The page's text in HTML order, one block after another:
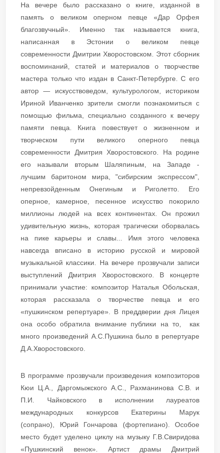
На вечере было рассказано о книге, изданной в
память о великом оперном певце «Дар Орфея
благозвучный». Именно так называется книга,
написанная в Эстонии о великом певце
современности Дмитрии Хворостовском. Этот сборник
воспоминаний, статей и материалов о творчестве
мастера только что издан в Санкт-Петербурге. С его
автор — искусствоведом, культурологом, историком
Ириной Иванченко зрители смогли познакомиться с
помощью фильма, специально созданного к вечеру
памяти певца. Книга повествует о жизненном и
творческом пути великого оперного певца
современности Дмитрия Хворостовского. На родине
его называли вторым Шаляпиным, на Западе -
лучшим баритоном мира, "сибирским экспрессом",
непревзойденным Онегиным и Риголетто. Его
оперное, камерное, песенное искусство покорило
миллионы людей на всех континентах. Он прожил
удивительную жизнь, которая трагически оборвалась
на пике карьеры и славы... Имя этого человека
навсегда вписано в историю русской и мировой
музыкальной классики. На вечере прозвучали записи
выступлений Дмитрия Хворостовского. В концерте
принимали участие: композитор Наталья Обольская,
которая рассказала о творчестве певца и его
«пушкинском репертуаре». В преддверии дня Лицея
она особо обратила внимание публики на то, как
много произведений А.С.Пушкина было в репертуаре
Д.А.Хворостовского.
В программе прозвучали произведения композиторов
Кюи Ц.А., Даргомыжского А.С., Рахманинова С.В. и
П.И. Чайковского в исполнении лауреатов
международных конкурсов Екатерины Марук
(сопрано), Юрий Гончарова (фортепиано). Особое
место будет уделено циклу на музыку Г.В.Свиридова
«Пушкинский венок». Артист драмы Дмитрий